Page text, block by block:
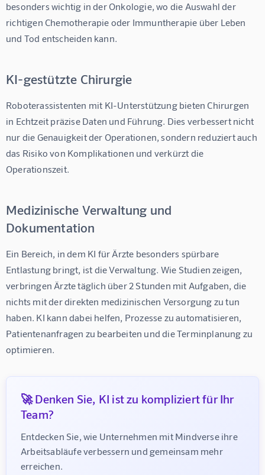
besonders wichtig in der Onkologie, wo die Auswahl der
richtigen Chemotherapie oder Immuntherapie über Leben
und Tod entscheiden kann.
KI-gestützte Chirurgie
Roboterassistenten mit KI-Unterstützung bieten Chirurgen
in Echtzeit präzise Daten und Führung. Dies verbessert nicht
nur die Genauigkeit der Operationen, sondern reduziert auch
das Risiko von Komplikationen und verkürzt die
Operationszeit.
Medizinische Verwaltung und
Dokumentation
Ein Bereich, in dem KI für Ärzte besonders spürbare
Entlastung bringt, ist die Verwaltung. Wie Studien zeigen,
verbringen Ärzte täglich über 2 Stunden mit Aufgaben, die
nichts mit der direkten medizinischen Versorgung zu tun
haben. KI kann dabei helfen, Prozesse zu automatisieren,
Patientenanfragen zu bearbeiten und die Terminplanung zu
optimieren.
🚀 Denken Sie, KI ist zu kompliziert für Ihr
Team?
Entdecken Sie, wie Unternehmen mit Mindverse ihre
Arbeitsabläufe verbessern und gemeinsam mehr
erreichen.